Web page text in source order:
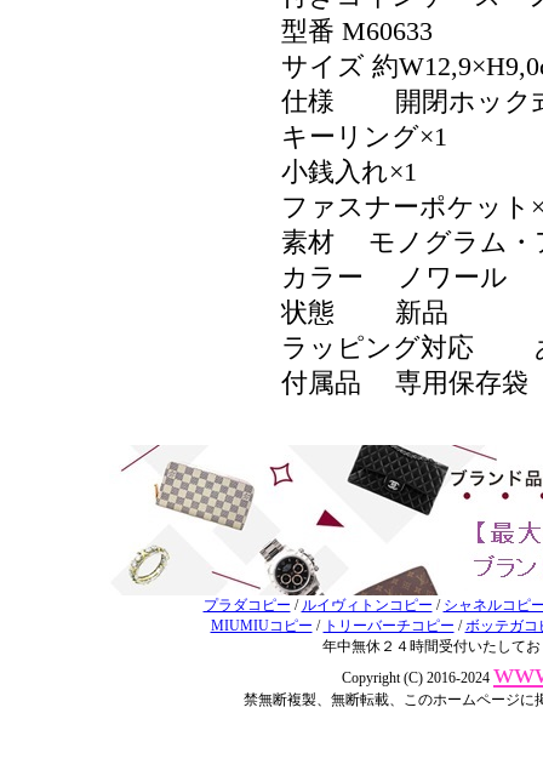
型番 M60633
サイズ 約
仕様 開閉ホック
キーリング×1
小銭入れ×1
ファスナーポケット
素材 モノグラム・
カラー ノワール
状態 新品
ラッピング対応
付属品 専用保存袋
プラダコピー / ルイヴィトンコピー / シャネルコピ
MIUMIUコピー / トリーバーチコピー /ボッテガコ
年中無休２４時間受付いたして
Copyright (C) 2016-2024
禁無断複製、無断転載、このホームページ